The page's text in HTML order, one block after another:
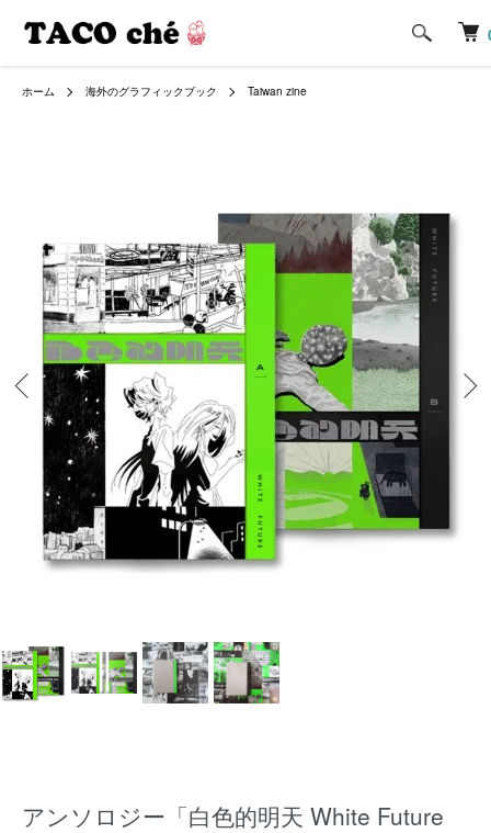
ホーム 海外のグラフィックブック Taiwan zine
アンソロジー「白色的明天 White Future